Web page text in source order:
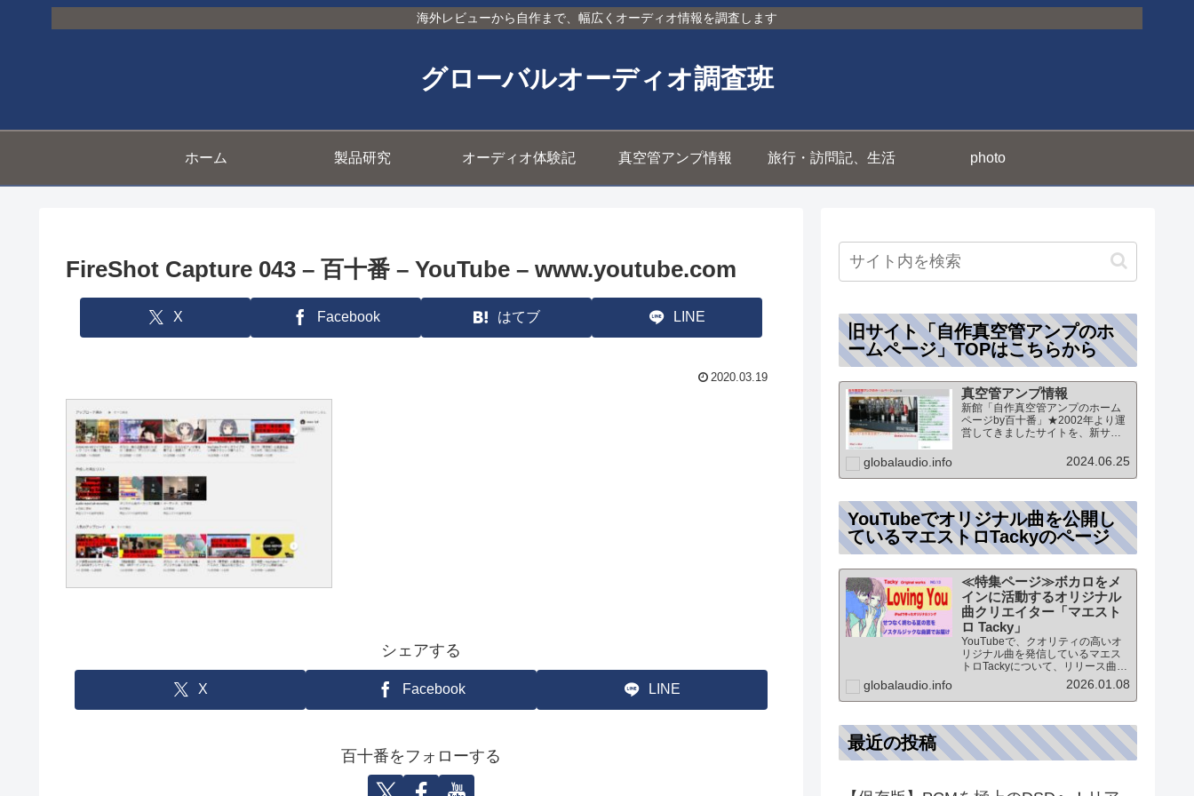
海外レビューから自作まで、幅広くオーディオ情報を調査します
グローバルオーディオ調査班
ホーム 製品研究 オーディオ体験記 真空管アンプ情報 旅行・訪問記、生活 photo
FireShot Capture 043 – 百十番 – YouTube – www.youtube.com
X Facebook はてブ LINE
2020.03.19
シェアする
X Facebook LINE
百十番をフォローする
旧サイト「自作真空管アンプのホ
ームページ」TOPはこちらから
真空管アンプ情報
新館「自作真空管アンプのホーム
ページby百十番」★2002年より運
営してきましたサイトを、新サイ
は、「新館:自作真空管アンプのホ
ジになりますオーディオ情報全般
globalaudio.info 2024.06.25
YouTubeでオリジナル曲を公開し
ているマエストロTackyのページ
≪特集ページ≫ボカロをメ
インに活動するオリジナル
曲クリエイター「マエスト
ロ Tacky」
YouTubeで、クオリティの高いオ
リジナル曲を発信しているマエス
トロTackyについて、リリース曲の
紹介（Self liner note）やprofile・
最新情報など★動画チャンネル登
録100人突破記念作品の生歌版楽曲
globalaudio.info 2026.01.08
最近の投稿